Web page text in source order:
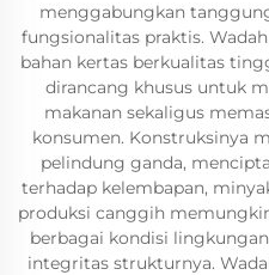
menggabungkan
fungsionalitas praktis.
bahan kertas berkualitas
dirancang khusus untuk
makanan sekaligus
konsumen. Konstruksinya
pelindung ganda,
terhadap kelembapan,
produksi canggih
berbagai kondisi
integritas strukturnya.